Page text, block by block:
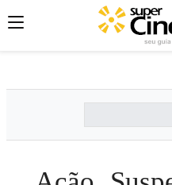
';';